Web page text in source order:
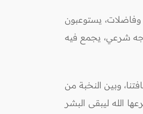
وفاضلات، يستوعبون
شرعي، يجمع فيه
وبين النخبة من
الله ليبقى البشر